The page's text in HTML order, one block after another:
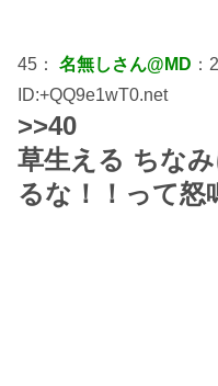
45： 名無しさん@MD
ID:+QQ9e1wT0.net
>>40
草生える ちな
るな！！って怒